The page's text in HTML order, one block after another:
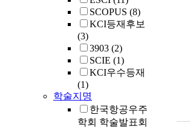
SCOPUS (8)
KCI등재후보
(3)
3903 (2)
SCIE (1)
KCI우수등재
(1)
학술지명
한국항공우주
학회 학술발표회